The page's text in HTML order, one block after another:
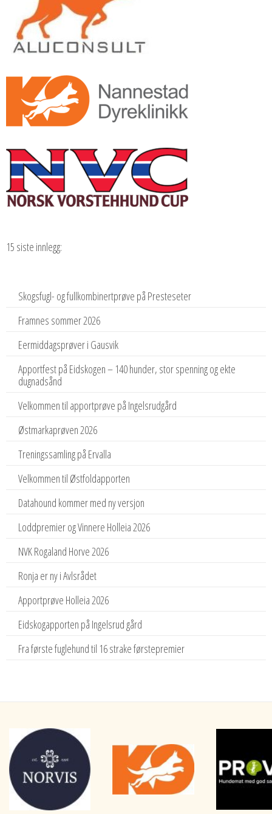
15 siste innlegg:
Skogsfugl- og fullkombinertprøve på Presteseter
Framnes sommer 2026
Eermiddagsprøver i Gausvik
Apportfest på Eidskogen – 140 hunder, stor spenning og ekte
dugnadsånd
Velkommen til apportprøve på Ingelsrudgård
Østmarkaprøven 2026
Treningssamling på Ervalla
Velkommen til Østfoldapporten
Datahound kommer med ny versjon
Loddpremier og Vinnere Holleia 2026
NVK Rogaland Horve 2026
Ronja er ny i Avlsrådet
Apportprøve Holleia 2026
Eidskogapporten på Ingelsrud gård
Fra første fuglehund til 16 strake førstepremier